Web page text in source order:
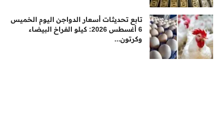
تابع تحديثات أسعار الدواجن اليوم الخميس
6 أغسطس 2026: كيلو الفراخ البيضاء
وكرتون...